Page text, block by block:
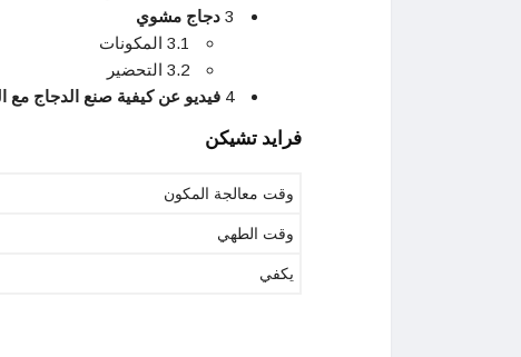
3 دجاج مشوي
3.1 المكونات
3.2 التحضير
4 فيديو عن كيفية صنع الدجاج مع
فرايد تشيكن
وقت معالجة المكون
وقت الطهي
يكفي